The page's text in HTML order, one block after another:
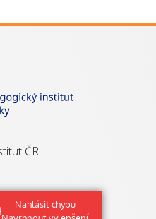
Nahlásit chybu
ČR